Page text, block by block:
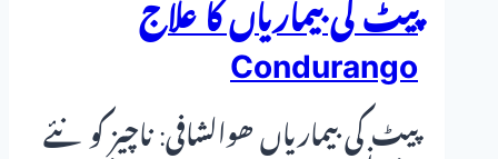
پیٹ کی بیماریاں کا علاج
Condurango
پیٹ کی بیماریاں ھوالشافی: ناچیز کو نئے